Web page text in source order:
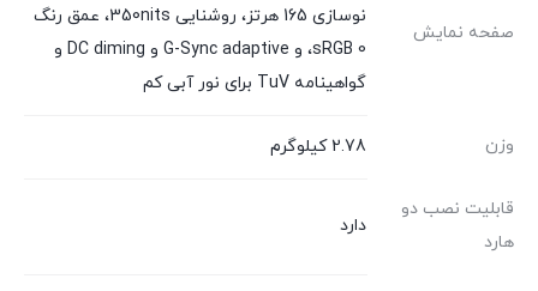
صفحه نمایش
نوسازی 165 هرتز، روشنایی 350nits، عمق رنگ
0 sRGB، و G-Sync adaptive و DC diming و
گواهینامه TuV برای نور آبی کم
وزن 2.78 کیلوگرم
قابلیت نصب دو
هارد
دارد